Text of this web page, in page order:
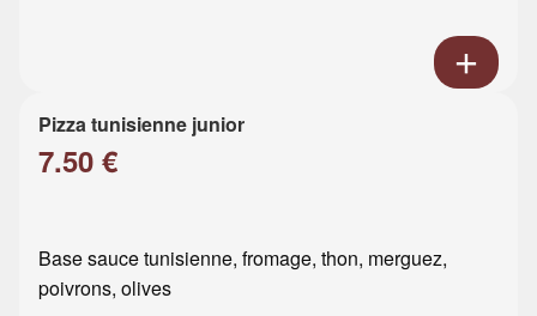
Pizza tunisienne junior
7.50 €
Base sauce tunisienne, fromage, thon, merguez,
poivrons, olives